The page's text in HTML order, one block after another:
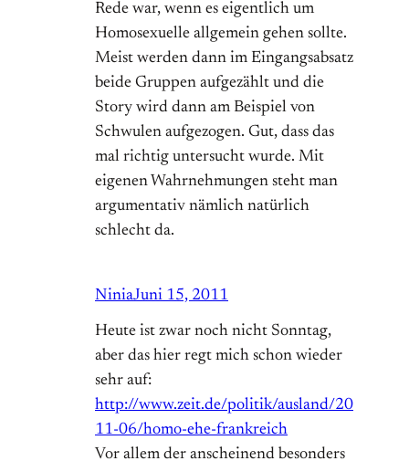
Rede war, wenn es eigentlich um
Homosexuelle allgemein gehen sollte.
Meist werden dann im Eingangsabsatz
beide Gruppen aufgezählt und die
Story wird dann am Beispiel von
Schwulen aufgezogen. Gut, dass das
mal richtig untersucht wurde. Mit
eigenen Wahrnehmungen steht man
argumentativ nämlich natürlich
schlecht da.
NiniaJuni 15, 2011
Heute ist zwar noch nicht Sonntag,
aber das hier regt mich schon wieder
sehr auf:
http://www.zeit.de/politik/ausland/20
11-06/homo-ehe-frankreich
Vor allem der anscheinend besonders